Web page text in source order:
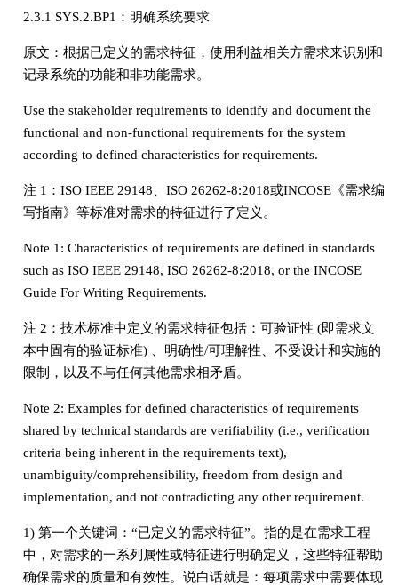
2.3.1 SYS.2.BP1：明确系统要求
原文：根据已定义的需求特征，使用利益相关方需求来识别和
记录系统的功能和非功能需求。
Use the stakeholder requirements to identify and document the
functional and non-functional requirements for the system
according to defined characteristics for requirements.
注 1：ISO IEEE 29148、ISO 26262-8:2018或INCOSE《需求编
写指南》等标准对需求的特征进行了定义。
Note 1: Characteristics of requirements are defined in standards
such as ISO IEEE 29148, ISO 26262-8:2018, or the INCOSE
Guide For Writing Requirements.
注 2：技术标准中定义的需求特征包括：可验证性 (即需求文
本中固有的验证标准) 、明确性/可理解性、不受设计和实施的
限制，以及不与任何其他需求相矛盾。
Note 2: Examples for defined characteristics of requirements
shared by technical standards are verifiability (i.e., verification
criteria being inherent in the requirements text),
unambiguity/comprehensibility, freedom from design and
implementation, and not contradicting any other requirement.
1) 第一个关键词：“已定义的需求特征”。指的是在需求工程
中，对需求的一系列属性或特征进行明确定义，这些特征帮助
确保需求的质量和有效性。说白话就是：每项需求中需要体现